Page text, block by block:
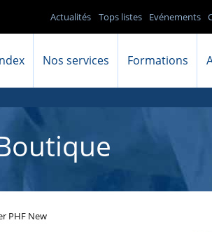
Evénements
Tops listes
Actualités
Nos services Formations
PHF New